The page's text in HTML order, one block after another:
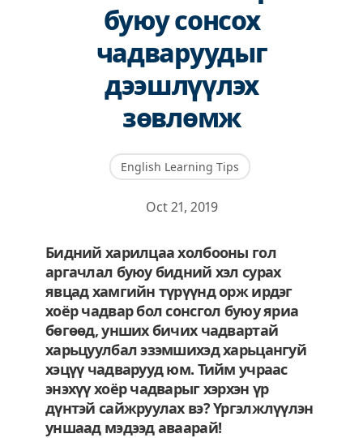
буюу сонсох
чадваруудыг
дээшлүүлэх
зөвлөмж
English Learning Tips
Oct 21, 2019
Бидний харилцаа холбооны гол
аргачлал буюу бидний хэл сурах
явцад хамгийн түрүүнд орж ирдэг
хоёр чадвар бол сонсгол буюу яриа
бөгөөд, унших бичих чадвартай
харьцуулбал эзэмшихэд харьцангуй
хэцүү чадварууд юм. Тийм учраас
энэхүү хоёр чадварыг хэрхэн үр
дүнтэй сайжруулах вэ? Үргэлжлүүлэн
уншаад мэдээд аваарай!